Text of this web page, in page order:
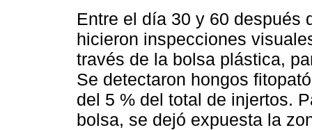
Entre el día 30 y 60 después
hicieron inspecciones
través de la bolsa plástica,
Se detectaron hongos
del 5 % del total de injertos.
bolsa, se dejó expuesta la